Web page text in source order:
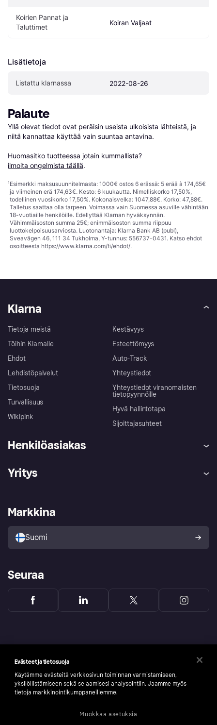
Koirien Pannat ja
Taluttimet
Koiran Valjaat
Lisätietoja
Listattu klarnassa 2022-08-26
Palaute
Yllä olevat tiedot ovat peräisin useista ulkoisista lähteistä, ja
niitä kannattaa käyttää vain suuntaa antavina.
Huomasitko tuotteessa jotain kummallista?
ilmoita ongelmista täällä.
¹Esimerkki maksusuunnitelmasta: 1000€ ostos 6 erässä: 5 erää à 174,65€
ja viimeinen erä 174,63€. Kesto: 6 kuukautta. Nimelliskorko 17,50%,
todellinen vuosikorko 17,50%. Kokonaisvelka: 1047,88€. Korko: 47,88€.
Talletus saattaa olla tarpeen. Voimassa vain Suomessa asuville vähintään
18-vuotiaille henkilöille. Edellyttää Klarnan hyväksynnän.
Vähimmäisoston summa 25€; enimmäisoston summa riippuu
luottokelpoisuusarviosta. Luotonantaja: Klarna Bank AB (publ),
Sveavägen 46, 111 34 Tukholma, Y-tunnus: 556737-0431. Katso ehdot
osoitteesta https://www.klarna.com/fi/ehdot/.
Klarna
Tietoja meistä
Töihin Klarnalle
Ehdot
Lehdistöpalvelut
Tietosuoja
Turvallisuus
Wikipink
Kestävyys
Esteettömyys
Auto-Track
Yhteystiedot
Yhteystiedot viranomaisten
tietopyynnöille
Hyvä hallintotapa
Sijoittajasuhteet
Henkilöasiakas
Kirjaudu sisään
Tutustu kauppoihin
Ostajan turva
Yritys
Kirjaudu sisään yrityksenä
Markkina
Suomi
Seuraa
Evästeet ja tietosuoja
Käytämme evästeitä verkkosivun toiminnan varmistamiseen,
yksilöllistämiseen sekä selaamisesi analysointiin. Jaamme myös
tietoja markkinointikumppaneillemme.
Muokkaa asetuksia